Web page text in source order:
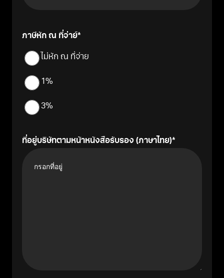
ภาษีหัก ณ ที่จ่าย์
ไม่หัก ณ ที่จ่าย
1%
3%
ที่อยู่บริษัทตามหน้าหนังสือรับรอง (ภาษาไทย)